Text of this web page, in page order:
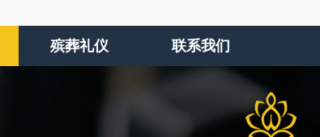
殡葬礼仪 联系我们